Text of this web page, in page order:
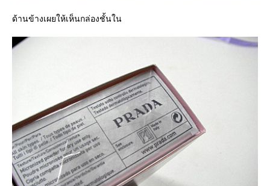
ด้านข้างเผยให้เห็นกล่องชั้นใน